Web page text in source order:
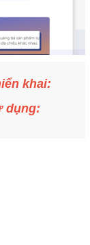
khai:
dụng: